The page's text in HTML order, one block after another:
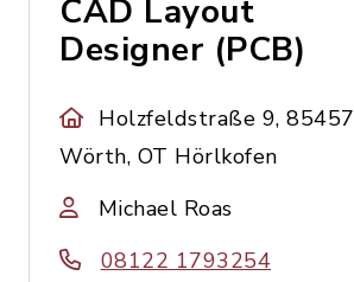
CAD Layout
Designer (PCB)
Holzfeldstraße 9, 85457
Wörth, OT Hörlkofen
Michael Roas
08122 1793254